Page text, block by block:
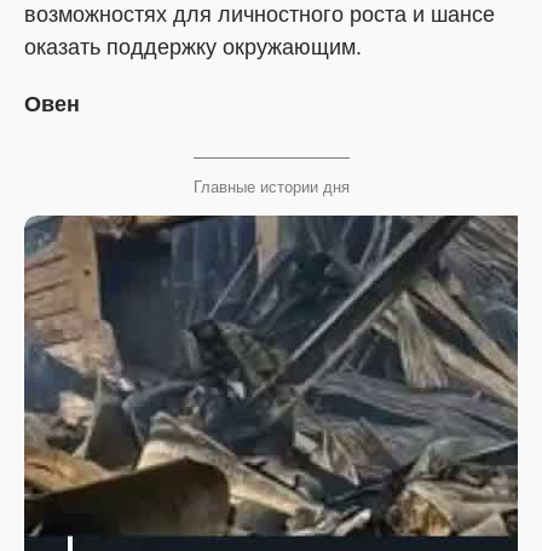
возможностях для личностного роста и шансе
оказать поддержку окружающим.
Овен
Главные истории дня